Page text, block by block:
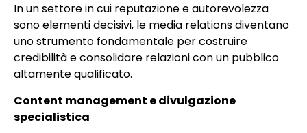
In un settore in cui reputazione e autorevolezza
sono elementi decisivi, le media relations diventano
uno strumento fondamentale per costruire
credibilità e consolidare relazioni con un pubblico
altamente qualificato.
Content management e divulgazione
specialistica